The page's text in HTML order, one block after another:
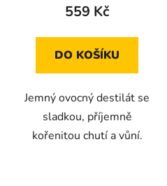
559 Kč
DO KOŠÍKU
Jemný ovocný destilát se
sladkou, příjemně
kořenitou chutí a vůní.